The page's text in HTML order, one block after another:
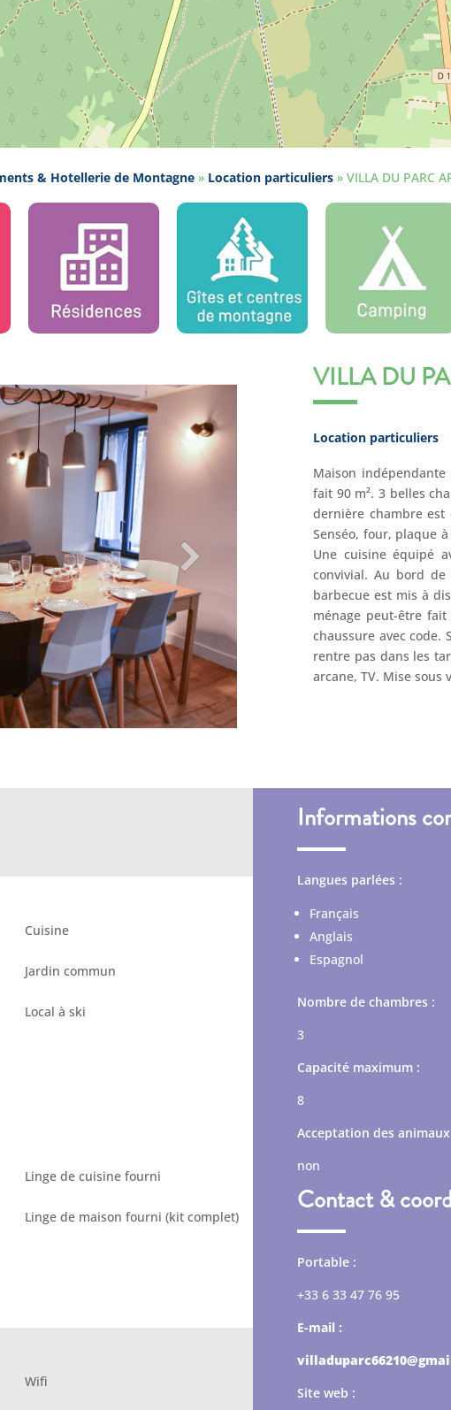
& Hotellerie de Montagne » Location particuliers » VILLA DU PARC
VILLA DU
Location particuliers
Maison
fait 90 m². 3 belles
dernière chambre est
Senséo, four, plaque
Une cuisine équipé
convivial. Au bord
barbecue est mis à
ménage peut-être
chaussure avec code.
rentre pas dans les
arcane, TV. Mise sous
Cuisine
Jardin commun
Local à ski
Linge de cuisine fourni
Linge de maison fourni (kit complet)
Wifi
Informations
Langues parlées :
Français
Anglais
Espagnol
Nombre de chambres :
3
Capacité maximum :
8
Acceptation des
non
Contact &
Portable :
+33 6 33 47 76 95
E-mail :
Site web :